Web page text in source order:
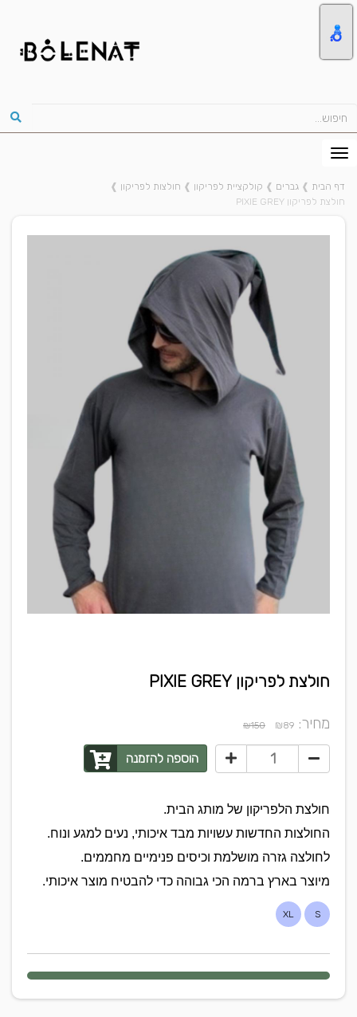
דף הבית ❱ גברים ❱ קולקציית לפריקון ❱ חולצות לפריקון ❱
חולצת לפריקון PIXIE GREY
חולצת לפריקון PIXIE GREY
מחיר: ₪89
₪150
הוספה להזמנה
חולצת הלפריקון של מותג הבית.
החולצות החדשות עשויות מבד איכותי, נעים למגע ונוח.
לחולצה גזרה מושלמת וכיסים פנימיים מחממים.
מיוצר בארץ ברמה הכי גבוהה כדי להבטיח מוצר איכותי.
S
XL